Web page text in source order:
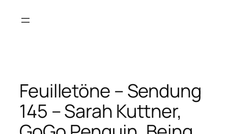
Inhalt
Feuilletöne – Sendung
145 – Sarah Kuttner,